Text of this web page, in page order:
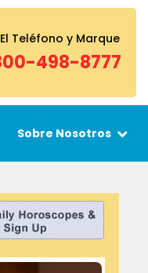
Teléfono y Marque
498-8777
Sobre Nosotros